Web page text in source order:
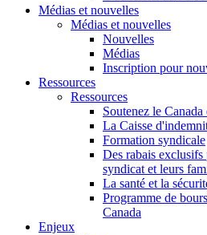
Médias et nouvelles
Médias et nouvelles
Nouvelles
Médias
Inscription pour
Ressources
Ressources
Soutenez le
La Caisse
Formation syndicale
Des rabais exclusifs
syndicat et leurs
La santé et la
Programme de
Canada
Enjeux